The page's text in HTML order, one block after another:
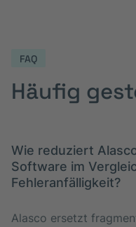
FAQ
Häufig
Wie reduziert
Software im
Fehleranfälligkeit?
Alasco ersetzt